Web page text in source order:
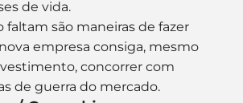
de vida.
faltam são maneiras de fazer
empresa consiga, mesmo
concorrer com
de guerra do mercado.